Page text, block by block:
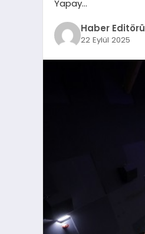
Yapay…
Haber Editörü
22 Eylül 2025